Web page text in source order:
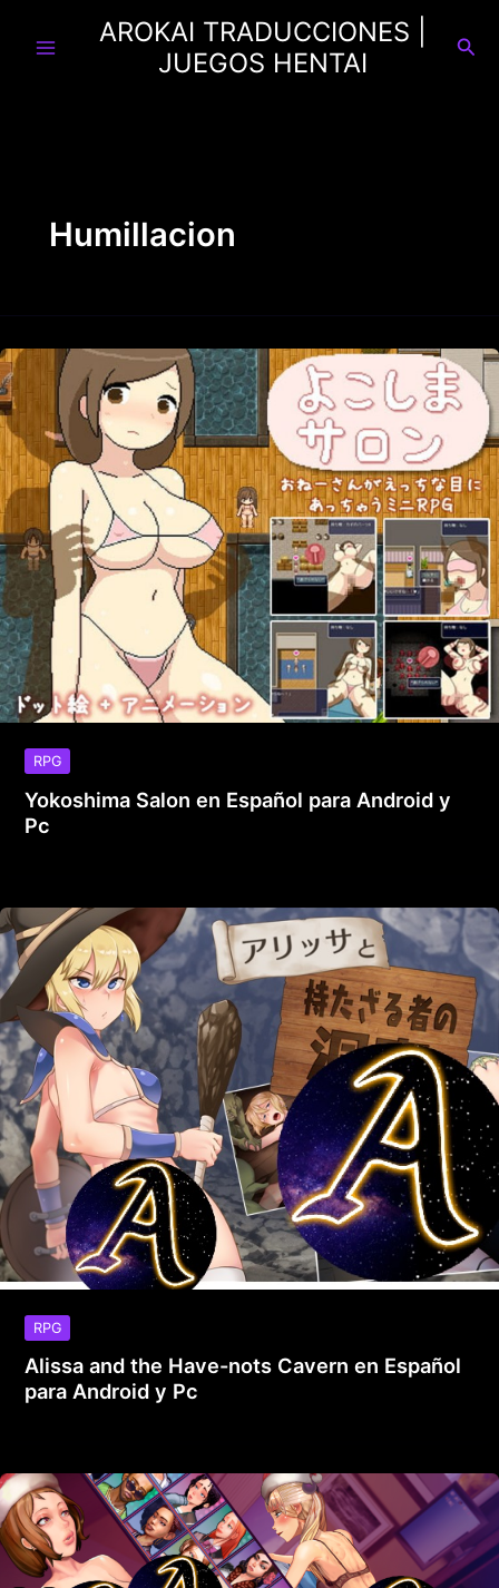
AROKAI TRADUCCIONES |
JUEGOS HENTAI
Humillacion
RPG
Yokoshima Salon en Español para Android y
Pc
RPG
Alissa and the Have-nots Cavern en Español
para Android y Pc